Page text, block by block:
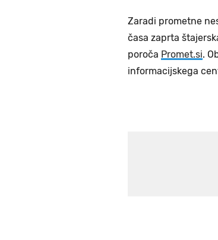
Zaradi prometne
časa zaprta
poroča Promet.si.
informacijskega